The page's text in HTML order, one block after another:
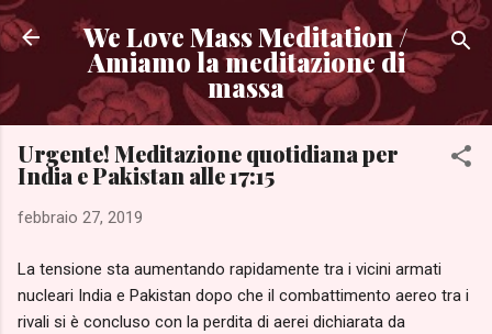
Passa ai contenuti principali
We Love Mass Meditation /
Amiamo la meditazione di
massa
Urgente! Meditazione quotidiana per
India e Pakistan alle 17:15
febbraio 27, 2019
La tensione sta aumentando rapidamente tra i vicini armati
nucleari India e Pakistan dopo che il combattimento aereo tra i
rivali si è concluso con la perdita di aerei dichiarata da